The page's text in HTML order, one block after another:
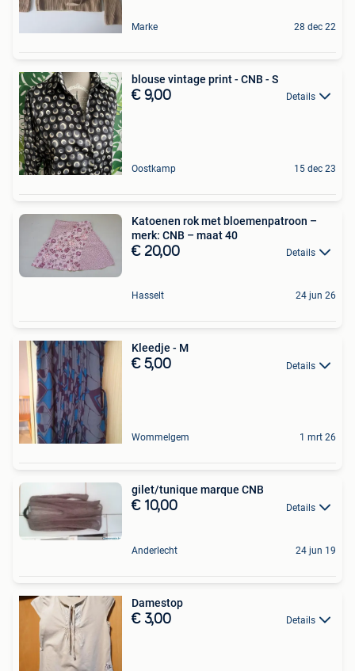
Marke 28 dec 22
blouse vintage print - CNB - S
€ 9,00 Details
Oostkamp 15 dec 23
Katoenen rok met bloemenpatroon –
merk: CNB – maat 40
€ 20,00 Details
Hasselt 24 jun 26
Kleedje - M
€ 5,00 Details
Wommelgem 1 mrt 26
gilet/tunique marque CNB
€ 10,00 Details
Anderlecht 24 jun 19
Damestop
€ 3,00 Details